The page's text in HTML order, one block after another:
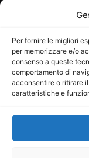
Per fornire le migliori
per memorizzare e/o
consenso a queste
comportamento di
acconsentire o ritirare
caratteristiche e
Direttore
Direttore
Mercurio